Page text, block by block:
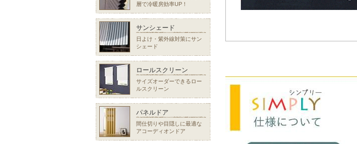
層で冷暖房効率UP！
サンシェード
日よけ・紫外線対策にサン
シェード
ロールスクリーン
サイズオーダーできるロー
ルスクリーン
パネルドア
間仕切りや目隠しに最適な
アコーディオンドア